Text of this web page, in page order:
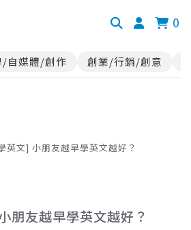
0
/自媒體/創作 創業/行銷/創意
英文] 小朋友越早學英文越好？
朋友越早學英文越好？